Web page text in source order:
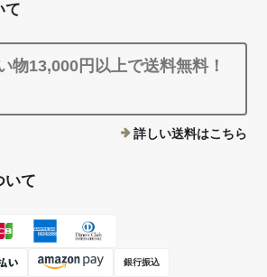
て
物13,000円以上で送料無料！
詳しい送料はこちら
いて
銀行振込